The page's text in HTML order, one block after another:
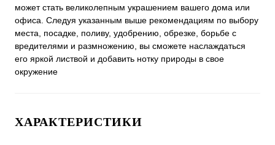
может стать великолепным украшением вашего дома или
офиса. Следуя указанным выше рекомендациям по выбору
места, посадке, поливу, удобрению, обрезке, борьбе с
вредителями и размножению, вы сможете наслаждаться
его яркой листвой и добавить нотку природы в свое
окружение
ХАРАКТЕРИСТИКИ